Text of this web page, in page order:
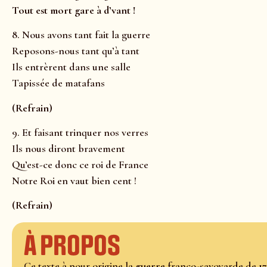
Tout est mort gare à d’vant !
8. Nous avons tant fait la guerre
Reposons-nous tant qu’à tant
Ils entrèrent dans une salle
Tapissée de matafans
(Refrain)
9. Et faisant trinquer nos verres
Ils nous diront bravement
Qu’est-ce donc ce roi de France
Notre Roi en vaut bien cent !
(Refrain)
À propos